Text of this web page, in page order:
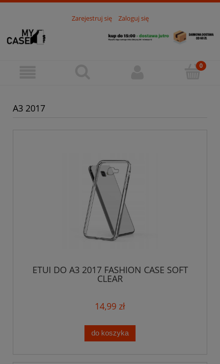
Zarejestruj się Zaloguj się
A3 2017
ETUI DO A3 2017 FASHION CASE SOFT
CLEAR
14,99 zł
do koszyka